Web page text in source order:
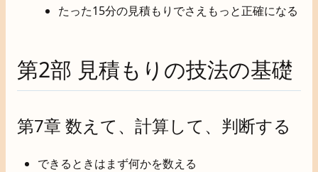
たった15分の見積もりでさえもっと正確になる
第2部 見積もりの技法の基礎
第7章 数えて、計算して、判断する
できるときはまず何かを数える